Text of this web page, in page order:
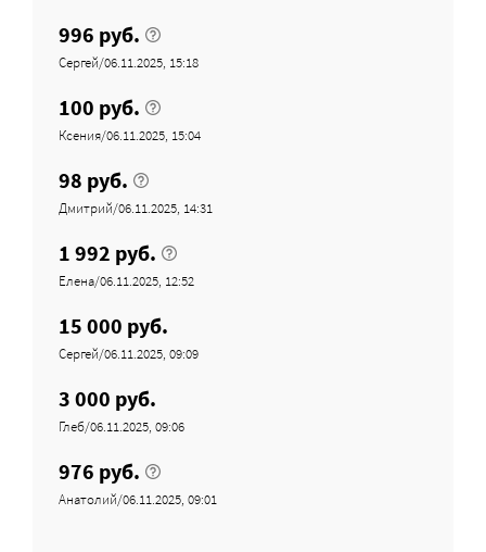
996 руб.
Сергей/06.11.2025, 15:18
100 руб.
Ксения/06.11.2025, 15:04
98 руб.
Дмитрий/06.11.2025, 14:31
1 992 руб.
Елена/06.11.2025, 12:52
15 000 руб.
Сергей/06.11.2025, 09:09
3 000 руб.
Глеб/06.11.2025, 09:06
976 руб.
Анатолий/06.11.2025, 09:01